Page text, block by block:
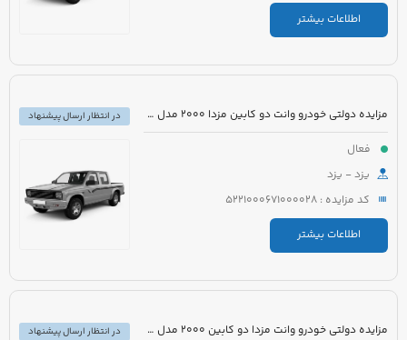
اطلاعات بیشتر
مزایده دولتی خودرو وانت دو کابین مزدا 2000 مدل 1389 رنگ نقره ای متالیک
فعال
یزد - یزد
کد مزایده : 5221000671000028
اطلاعات بیشتر
در انتظار ارسال پیشنهاد
مزایده دولتی خودرو وانت مزدا دو کابین 2000 مدل 1387 رنگ آبی نفتی
در انتظار ارسال پیشنهاد